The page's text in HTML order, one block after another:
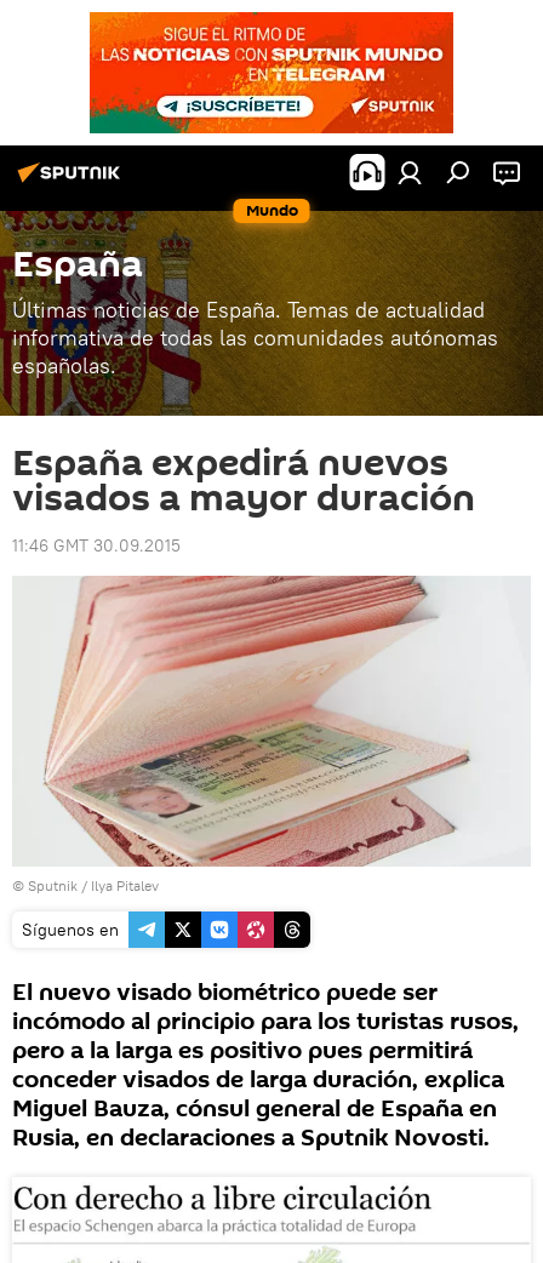
Mundo
España
Últimas noticias de España. Temas de actualidad
informativa de todas las comunidades autónomas
españolas.
España expedirá nuevos
visados a mayor duración
11:46 GMT 30.09.2015
© Sputnik / Ilya Pitalev
Síguenos en
El nuevo visado biométrico puede ser
incómodo al principio para los turistas rusos,
pero a la larga es positivo pues permitirá
conceder visados de larga duración, explica
Miguel Bauza, cónsul general de España en
Rusia, en declaraciones a Sputnik Novosti.